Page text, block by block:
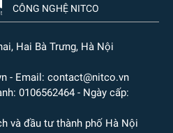
CÔNG NGHỆ NITCO
Hai Bà Trưng, Hà Nội
- Email: contact@nitco.vn
0106562464 - Ngày cấp:
và đầu tư thành phố Hà Nội